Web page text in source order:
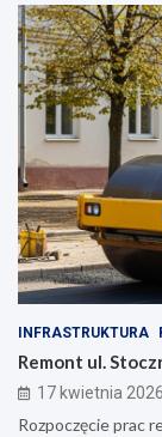
INFRASTRUKTURA
Remont ul.
17 kwietnia 2026
Rozpoczęcie prac